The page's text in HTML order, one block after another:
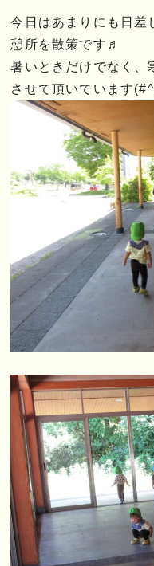
今日はあまりにも日差
憩所を散策です♬
暑いときだけでなく、
させて頂いています